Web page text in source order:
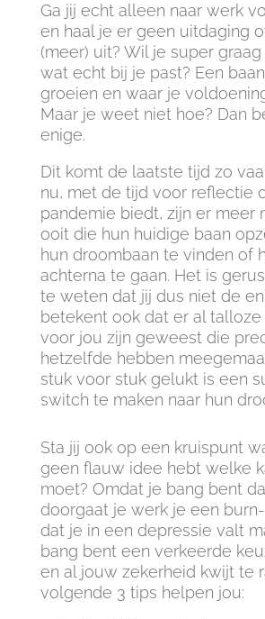
Ga jij echt alleen naar werk
en haal je er geen uitdaging
(meer) uit? Wil je super
wat echt bij je past? Een
groeien en waar je
Maar je weet niet hoe? Dan
enige.
Dit komt de laatste tijd zo
nu, met de tijd voor reflectie
pandemie biedt, zijn er meer
ooit die hun huidige baan
hun droombaan te vinden of
achterna te gaan. Het is
te weten dat jij dus niet de
betekent ook dat er al talloze
voor jou zijn geweest die
hetzelfde hebben
stuk voor stuk gelukt is een
switch te maken naar hun
Sta jij ook op een kruispunt
geen flauw idee hebt welke
moet? Omdat je bang bent
doorgaat je werk je een
dat je in een depressie valt
bang bent een verkeerde
en al jouw zekerheid kwijt te
volgende 3 tips helpen jou: